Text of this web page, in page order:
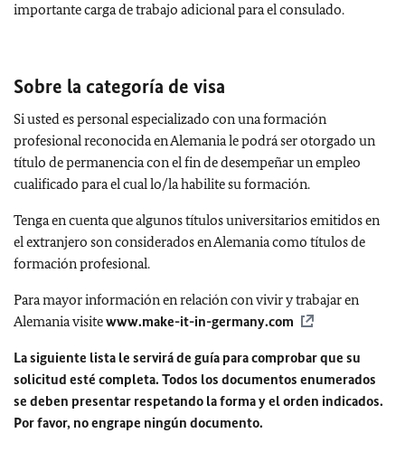
importante carga de trabajo adicional para el consulado.
Sobre la categoría de visa
Si usted es personal especializado con una formación
profesional reconocida en Alemania le podrá ser otorgado un
título de permanencia con el fin de desempeñar un empleo
cualificado para el cual lo/la habilite su formación.
Tenga en cuenta que algunos títulos universitarios emitidos en
el extranjero son considerados en Alemania como títulos de
formación profesional.
Para mayor información en relación con vivir y trabajar en
Alemania visitewww.make-it-in-germany.com
La siguiente lista le servirá de guía para comprobar que su
solicitud esté completa. Todos los documentos enumerados
se deben presentar respetando la forma y el orden indicados.
Por favor, no engrape ningún documento.